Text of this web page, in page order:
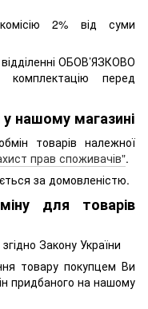
2% від суми
ОБОВ’ЯЗКОВО
комплектацію перед
нашому магазині
товарів належної
прав споживачів".
за домовленістю.
для товарів
Закону України
товару покупцем Ви
придбаного на нашому